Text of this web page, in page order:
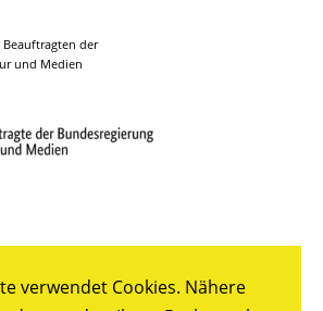
verwendet Cookies. Nähere
der
und Medien